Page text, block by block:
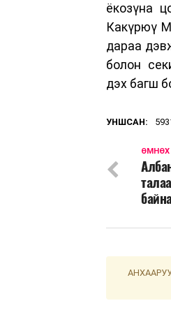
ёкозүна
Какүрюү
дараа
болон
дэх багш
УНШСАН: